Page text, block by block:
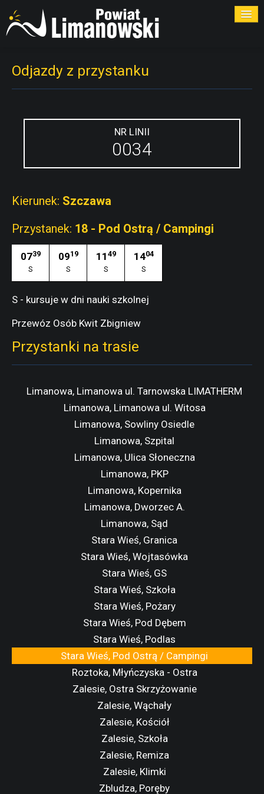
PRZYSTANKI
PRZEWOŹNICY
Odjazdy z przystanku
NR LINII
0034
Kierunek: Szczawa
Przystanek: 18 - Pod Ostrą / Campingi
0739
S
0919
S
11 49
S
1404
S
S - kursuje w dni nauki szkolnej
Przewóz Osób Kwit Zbigniew
Przystanki na trasie
Limanowa, Limanowa ul. Tarnowska LIMATHERM
Limanowa, Limanowa ul. Witosa
Limanowa, Sowliny Osiedle
Limanowa, Szpital
Limanowa, Ulica Słoneczna
Limanowa, PKP
Limanowa, Kopernika
Limanowa, Dworzec A.
Limanowa, Sąd
Stara Wieś, Granica
Stara Wieś, Wojtasówka
Stara Wieś, GS
Stara Wieś, Szkoła
Stara Wieś, Pożary
Stara Wieś, Pod Dębem
Stara Wieś, Podlas
Stara Wieś, Pod Ostrą / Campingi
Roztoka, Młyńczyska - Ostra
Zalesie, Ostra Skrzyżowanie
Zalesie, Wąchały
Zalesie, Kościół
Zalesie, Szkoła
Zalesie, Remiza
Zalesie, Klimki
Zbludza, Poręby